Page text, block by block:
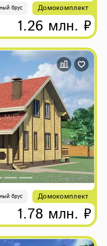
брус Домокомплект
1.26 млн. ₽
брус Домокомплект
1.78 млн. ₽